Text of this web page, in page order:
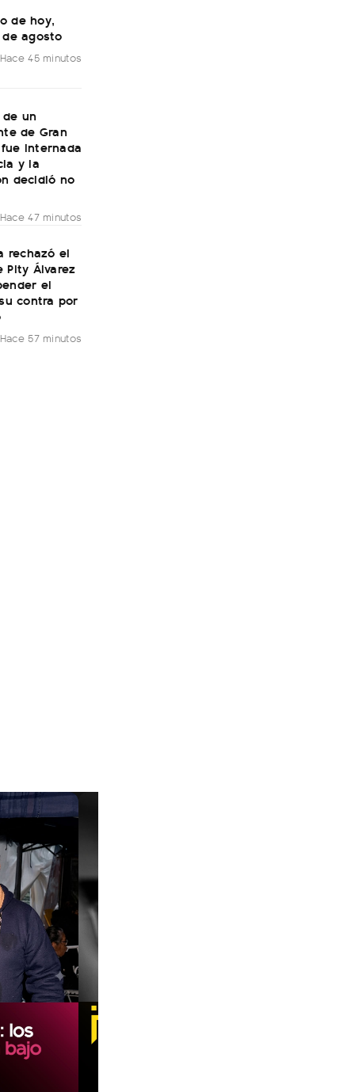
de hoy,
agosto
Hace 45 minutos
un
de Gran
internada
y la
decidió no
Hace 47 minutos
rechazó el
Pity Álvarez
el
contra por
Hace 57 minutos